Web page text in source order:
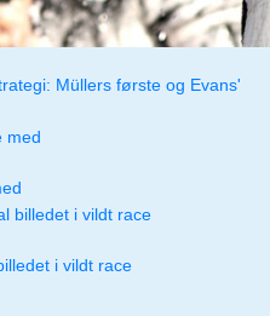
Müllers første og Evans'
i vildt race